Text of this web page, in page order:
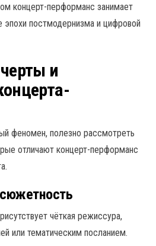
концерт-перформанс занимает
эпохи постмодернизма и цифровой
и
феномен, полезно рассмотреть
отличают концерт-перформанс
чёткая режиссура,
или тематическим посланием.